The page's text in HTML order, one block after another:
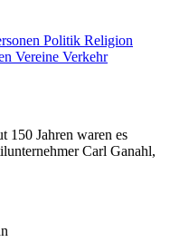
Politik Religion
Vereine Verkehr
150 Jahren waren es
Carl Ganahl,